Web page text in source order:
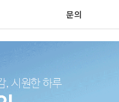
문의